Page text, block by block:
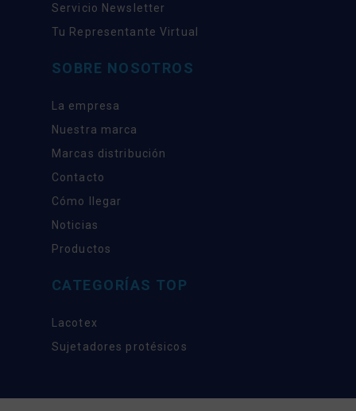
Servicio Newsletter
Tu Representante Virtual
SOBRE NOSOTROS
La empresa
Nuestra marca
Marcas distribución
Contacto
Cómo llegar
Noticias
Productos
CATEGORÍAS TOP
Lacotex
Sujetadores protésicos